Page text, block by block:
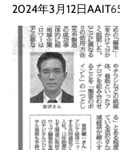
2024年3月12日AAIT